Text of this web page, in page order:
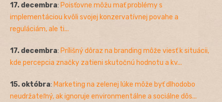
17. decembra: Poisťovne môžu mať problémy s
implementáciou kvôli svojej konzervatívnej povahe a
reguláciám, ale ti...
17. decembra: Prílišný dôraz na branding môže viesť k situácii,
kde percepcia značky zatieni skutočnú hodnotu a kv...
15. októbra: Marketing na zelenej lúke môže byť dlhodobo
neudržateľný, ak ignoruje environmentálne a sociálne dôs...